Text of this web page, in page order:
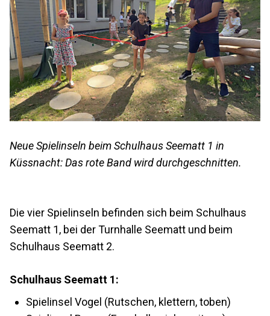
Neue Spielinseln beim Schulhaus Seematt 1 in
Küssnacht: Das rote Band wird durchgeschnitten.
Die vier Spielinseln befinden sich beim Schulhaus
Seematt 1, bei der Turnhalle Seematt und beim
Schulhaus Seematt 2.
Schulhaus Seematt 1:
Spielinsel Vogel (Rutschen, klettern, toben)